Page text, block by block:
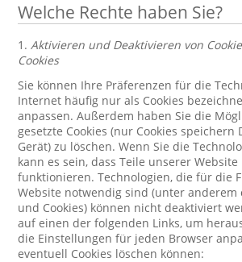
Welche Rechte haben Sie?
1.Aktivieren und Deaktivieren von
Cookies
Sie können Ihre Präferenzen für die
Internet häufig nur als Cookies
anpassen. Außerdem haben Sie die
gesetzte Cookies (nur Cookies speichern
Gerät) zu löschen. Wenn Sie die
kann es sein, dass Teile unserer
funktionieren. Technologien, die für die
Website notwendig sind (unter anderem
und Cookies) können nicht deaktiviert
auf einen der folgenden Links, um
die Einstellungen für jeden Browser
eventuell Cookies löschen können: